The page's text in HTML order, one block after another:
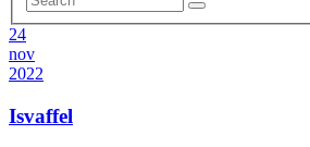
24
nov
2022
Isvaffel